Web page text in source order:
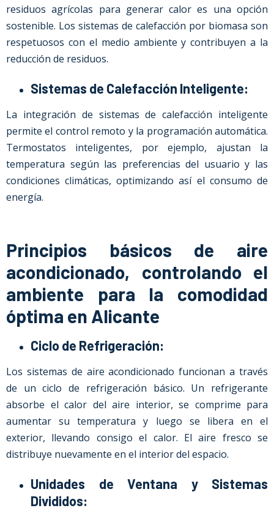
residuos agrícolas para generar calor es una opción
sostenible. Los sistemas de calefacción por biomasa son
respetuosos con el medio ambiente y contribuyen a la
reducción de residuos.
Sistemas de Calefacción Inteligente:
La integración de sistemas de calefacción inteligente
permite el control remoto y la programación automática.
Termostatos inteligentes, por ejemplo, ajustan la
temperatura según las preferencias del usuario y las
condiciones climáticas, optimizando así el consumo de
energía.
Principios básicos de aire
acondicionado, controlando el
ambiente para la comodidad
óptima en Alicante
Ciclo de Refrigeración:
Los sistemas de aire acondicionado funcionan a través
de un ciclo de refrigeración básico. Un refrigerante
absorbe el calor del aire interior, se comprime para
aumentar su temperatura y luego se libera en el
exterior, llevando consigo el calor. El aire fresco se
distribuye nuevamente en el interior del espacio.
Unidades de Ventana y Sistemas
Divididos: